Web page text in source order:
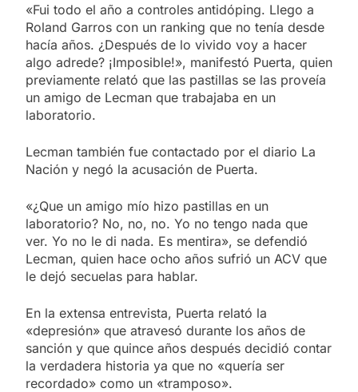
«Fui todo el año a controles antidóping. Llego a
Roland Garros con un ranking que no tenía desde
hacía años. ¿Después de lo vivido voy a hacer
algo adrede? ¡Imposible!», manifestó Puerta, quien
previamente relató que las pastillas se las proveía
un amigo de Lecman que trabajaba en un
laboratorio.
Lecman también fue contactado por el diario La
Nación y negó la acusación de Puerta.
«¿Que un amigo mío hizo pastillas en un
laboratorio? No, no, no. Yo no tengo nada que
ver. Yo no le di nada. Es mentira», se defendió
Lecman, quien hace ocho años sufrió un ACV que
le dejó secuelas para hablar.
En la extensa entrevista, Puerta relató la
«depresión» que atravesó durante los años de
sanción y que quince años después decidió contar
la verdadera historia ya que no «quería ser
recordado» como un «tramposo».